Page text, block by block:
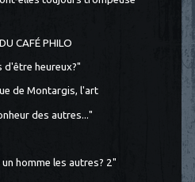
CAFÉ PHILO
d'être heureux?"
de Montargis, l'art
des autres..."
homme les autres? 2"